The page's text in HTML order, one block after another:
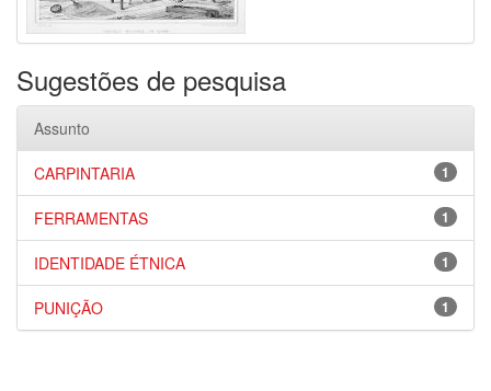
Sugestões de pesquisa
Assunto
1
CARPINTARIA
1
FERRAMENTAS
1
IDENTIDADE ÉTNICA
1
PUNIÇÃO